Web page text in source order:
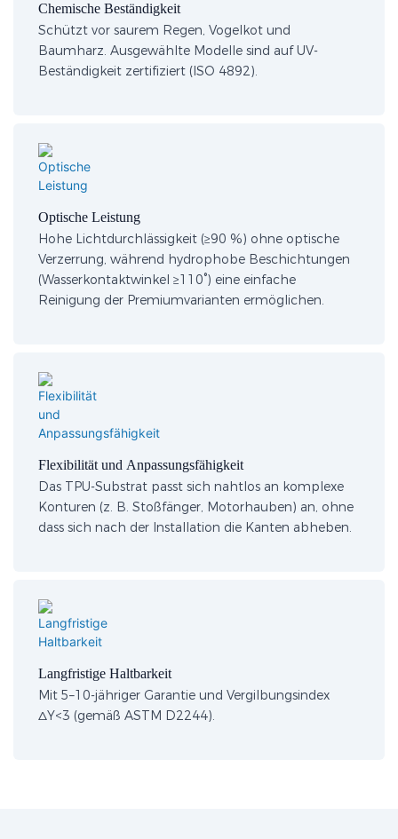
Chemische Beständigkeit
Schützt vor saurem Regen, Vogelkot und
Baumharz. Ausgewählte Modelle sind auf UV-
Beständigkeit zertifiziert (ISO 4892).
Optische Leistung​
Hohe Lichtdurchlässigkeit (≥90 %) ohne optische
Verzerrung, während hydrophobe Beschichtungen
(Wasserkontaktwinkel ≥110°) eine einfache
Reinigung der Premiumvarianten ermöglichen.
Flexibilität und Anpassungsfähigkeit
Das TPU-Substrat passt sich nahtlos an komplexe
Konturen (z. B. Stoßfänger, Motorhauben) an, ohne
dass sich nach der Installation die Kanten abheben.
Langfristige Haltbarkeit
Mit 5–10-jähriger Garantie und Vergilbungsindex
ΔY<3 (gemäß ASTM D2244).